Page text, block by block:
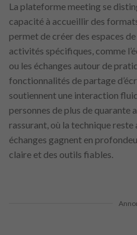
La plateforme meeting se
capacité à accueillir des
permet de créer des espaces
activités spécifiques, comme
ou les échanges autour de
fonctionnalités de partage
soutiennent une interaction
personnes de plus de quarante
rassurant, où la technique reste
échanges gagnent en
claire et des outils fiables.